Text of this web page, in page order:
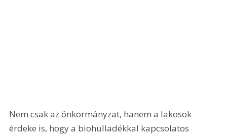
Nem csak az önkormányzat, hanem a lakosok
érdeke is, hogy a biohulladékkal kapcsolatos